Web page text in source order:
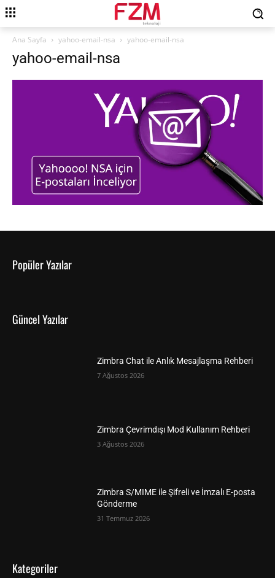
Ana Sayfa yahoo-email-nsa yahoo-email-nsa
yahoo-email-nsa
Popüler Yazılar
Güncel Yazılar
Zimbra Chat ile Anlık Mesajlaşma Rehberi
7 Ağustos 2026
Zimbra Çevrimdışı Mod Kullanım Rehberi
3 Ağustos 2026
Zimbra S/MIME ile Şifreli ve İmzalı E-posta
Gönderme
31 Temmuz 2026
Kategoriler